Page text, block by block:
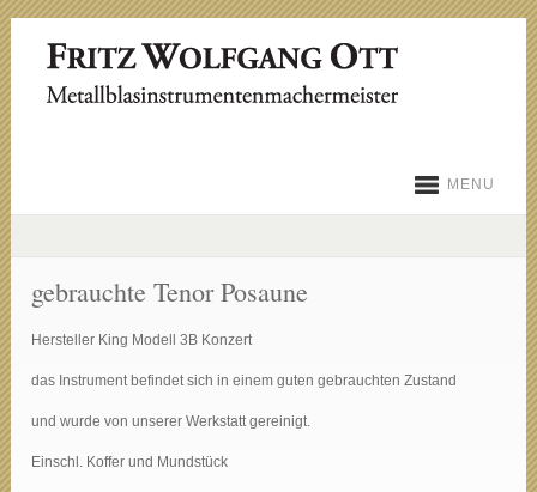
MENU
gebrauchte Tenor Posaune
Hersteller King Modell 3B Konzert
das Instrument befindet sich in einem guten gebrauchten Zustand
und wurde von unserer Werkstatt gereinigt.
Einschl. Koffer und Mundstück